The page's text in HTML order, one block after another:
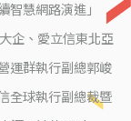
慧網路演進」
企、愛立信東北亞
運群執行副總郭峻
全球執行副總裁暨